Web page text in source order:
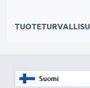
✔Säännöllinen ja